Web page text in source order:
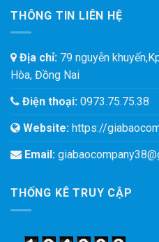
THÔNG TIN LIÊN HỆ
Địa chỉ: 79 nguyễn
Hòa, Đồng Nai
Điện thoại: 0973.75.75.38
Website: https://
Email:
THỐNG KÊ TRUY CẬP